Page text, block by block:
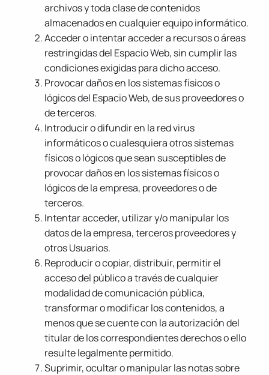
archivos y toda clase de contenidos
almacenados en cualquier equipo informático.
Acceder o intentar acceder a recursos o áreas
restringidas del Espacio Web, sin cumplir las
condiciones exigidas para dicho acceso.
Provocar daños en los sistemas físicos o
lógicos del Espacio Web, de sus proveedores o
de terceros.
Introducir o difundir en la red virus
informáticos o cualesquiera otros sistemas
físicos o lógicos que sean susceptibles de
provocar daños en los sistemas físicos o
lógicos de la empresa, proveedores o de
terceros.
Intentar acceder, utilizar y/o manipular los
datos de la empresa, terceros proveedores y
otros Usuarios.
Reproducir o copiar, distribuir, permitir el
acceso del público a través de cualquier
modalidad de comunicación pública,
transformar o modificar los contenidos, a
menos que se cuente con la autorización del
titular de los correspondientes derechos o ello
resulte legalmente permitido.
Suprimir, ocultar o manipular las notas sobre